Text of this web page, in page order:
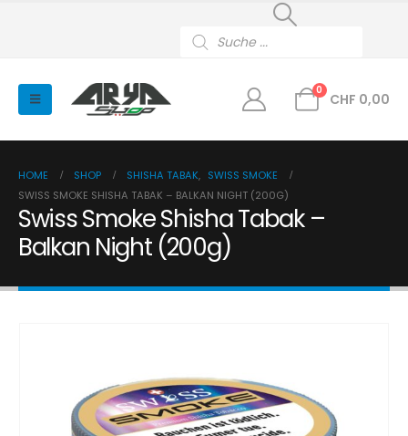
search
0
CHF 0,00
HOME SHOP SHISHA TABAK, SWISS SMOKE
SWISS SMOKE SHISHA TABAK – BALKAN NIGHT (200G)
Swiss Smoke Shisha Tabak –
Balkan Night (200g)